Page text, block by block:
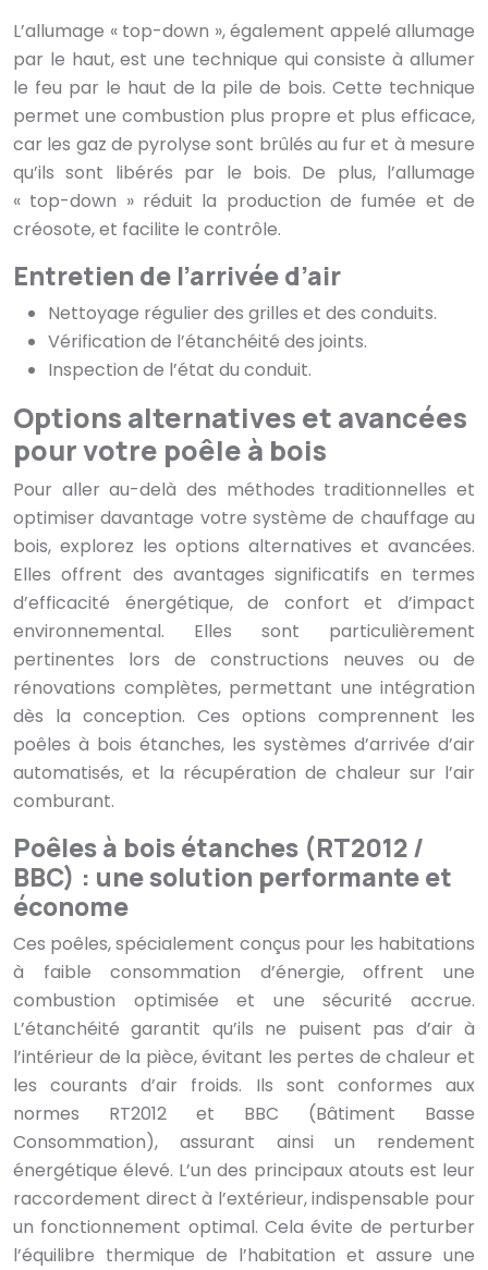
L’allumage « top-down », également appelé allumage
par le haut, est une technique qui consiste à allumer
le feu par le haut de la pile de bois. Cette technique
permet une combustion plus propre et plus efficace,
car les gaz de pyrolyse sont brûlés au fur et à mesure
qu’ils sont libérés par le bois. De plus, l’allumage
« top-down » réduit la production de fumée et de
créosote, et facilite le contrôle.
Entretien de l’arrivée d’air
Nettoyage régulier des grilles et des conduits.
Vérification de l’étanchéité des joints.
Inspection de l’état du conduit.
Options alternatives et avancées
pour votre poêle à bois
Pour aller au-delà des méthodes traditionnelles et
optimiser davantage votre système de chauffage au
bois, explorez les options alternatives et avancées.
Elles offrent des avantages significatifs en termes
d’efficacité énergétique, de confort et d’impact
environnemental. Elles sont particulièrement
pertinentes lors de constructions neuves ou de
rénovations complètes, permettant une intégration
dès la conception. Ces options comprennent les
poêles à bois étanches, les systèmes d’arrivée d’air
automatisés, et la récupération de chaleur sur l’air
comburant.
Poêles à bois étanches (RT2012 /
BBC) : une solution performante et
économe
Ces poêles, spécialement conçus pour les habitations
à faible consommation d’énergie, offrent une
combustion optimisée et une sécurité accrue.
L’étanchéité garantit qu’ils ne puisent pas d’air à
l’intérieur de la pièce, évitant les pertes de chaleur et
les courants d’air froids. Ils sont conformes aux
normes RT2012 et BBC (Bâtiment Basse
Consommation), assurant ainsi un rendement
énergétique élevé. L’un des principaux atouts est leur
raccordement direct à l’extérieur, indispensable pour
un fonctionnement optimal. Cela évite de perturber
l’équilibre thermique de l’habitation et assure une